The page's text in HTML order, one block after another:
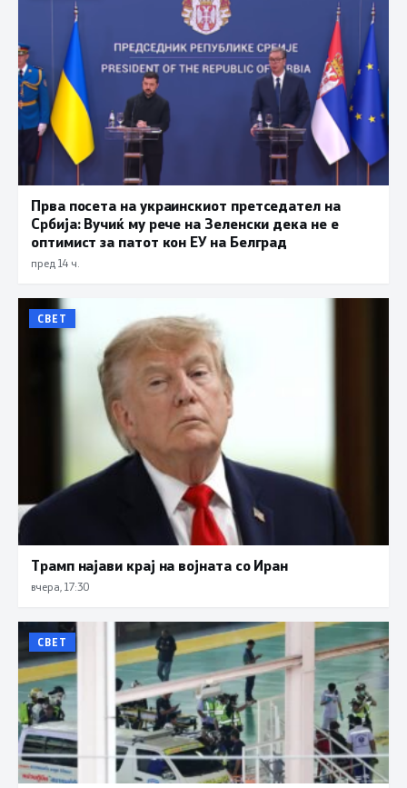
Прва посета на украинскиот претседател на
Србија: Вучиќ му рече на Зеленски дека не е
оптимист за патот кон ЕУ на Белград
пред 14 ч.
СВЕТ
Трамп најави крај на војната со Иран
вчера, 17:30
СВЕТ